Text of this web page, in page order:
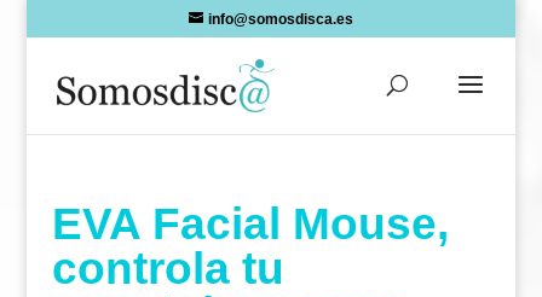
info@somosdisca.es
EVA Facial Mouse,
controla tu